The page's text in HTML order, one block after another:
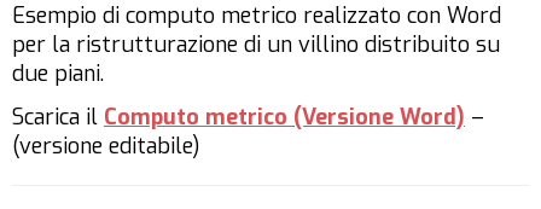
Esempio di computo metrico realizzato con Word
per la ristrutturazione di un villino distribuito su
due piani.
Scarica il Computo metrico (Versione Word) –
(versione editabile)